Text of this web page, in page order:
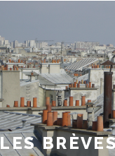
LES